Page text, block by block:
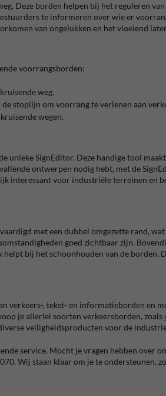
Deze borden helpen bij het reguleren
te informeren over wie er
van ongelukken en het vloeiend
voorrangsborden:
weg.
stoplijn om voorrang te verlenen aan
wegen.
SignEditor. Deze handige tool
ontwerpen nodig hebt, met de
interessant voor industriële terreinen en
met een dubbel omgezette rand,
goed zichtbaar zijn.
bij het schoonhouden van de borden.
verkeers-, tekst- en informatieborden en
je allerlei soorten verkeersborden, zoals
veiligheidsproducten voor de
service. Mocht je vragen hebben over
Wij staan klaar om je te ondersteunen,